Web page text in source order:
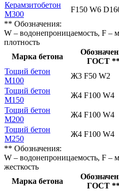
Керамзитобетон
М300
F150 W6
** Обозначения:
W – водонепроницаемость, F –
плотность
Марка бетона
ГОСТ
Тощий бетон
М100
Ж3 F50 W2
Тощий бетон
М150
Ж4 F100 W4
Тощий бетон
М200
Ж4 F100 W4
Тощий бетон
М250
Ж4 F100 W4
** Обозначения:
W – водонепроницаемость, F –
жесткость
Марка бетона
ГОСТ